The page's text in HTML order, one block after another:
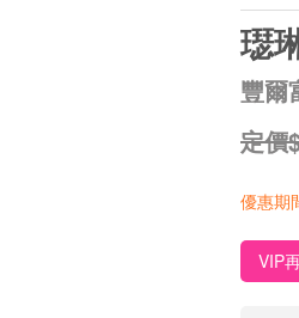
璱
豐爾
定價
優惠期
VIP